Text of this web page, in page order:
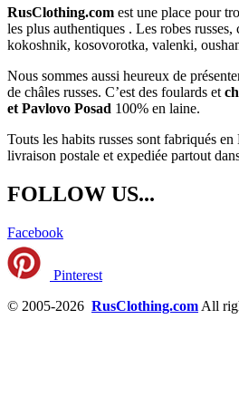
RusClothing.com est une place pour
les plus authentiques . Les robes russes,
kokoshnik, kosovorotka, valenki,
Nous sommes aussi heureux de
de châles russes. C’est des foulards et
et Pavlovo Posad 100% en laine.
Touts les habits russes sont fabriqués
livraison postale et expediée partout
FOLLOW US...
Facebook
Pinterest
© 2005-2026 RusClothing.com All